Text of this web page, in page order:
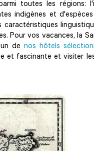
toutes les régions:
indigènes et d'espèces
caractéristiques
Pour vos vacances, la
de nos hôtels
et fascinante et visiter